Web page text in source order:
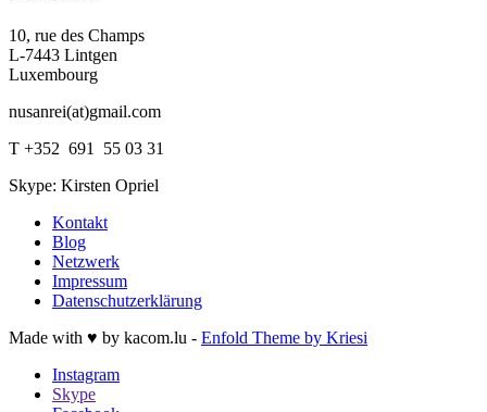
10, rue des Champs
L-7443 Lintgen
Luxembourg
nusanrei(at)gmail.com
T +352 691 55 03 31
Skype: Kirsten Opriel
Kontakt
Blog
Netzwerk
Impressum
Datenschutzerklärung
Made with ♥ by kacom.lu - Enfold Theme by Kriesi
Instagram
Skype